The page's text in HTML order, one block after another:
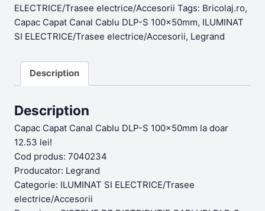
12,53lei.9,14lei.
ELECTRICE/Trasee electrice/Accesorii Tags: Bricolaj.ro,
Capac Capat Canal Cablu DLP-S 100x50mm, ILUMINAT
SI ELECTRICE/Trasee electrice/Accesorii, Legrand
Description
Description
Capac Capat Canal Cablu DLP-S 100x50mm la doar
12.53 lei!
Cod produs: 7040234
Producator: Legrand
Categorie: ILUMINAT SI ELECTRICE/Trasee
electrice/Accesorii